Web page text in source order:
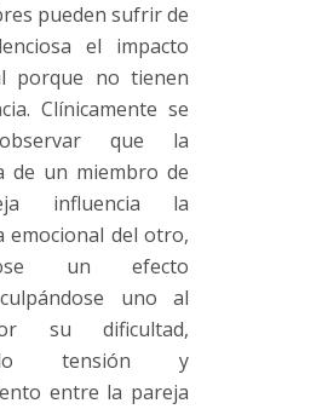
pueden sufrir de
el impacto
porque no tienen
Clínicamente se
que la
de un miembro de
influencia la
emocional del otro,
un efecto
uno al
su dificultad,
tensión y
entre la pareja